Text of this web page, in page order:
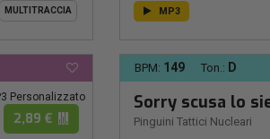
MULTITRACCIA MP3
Personalizzato
2,89 €
BPM: 149 Ton.: D
Sorry scusa lo
Pinguini Tattici Nucleari